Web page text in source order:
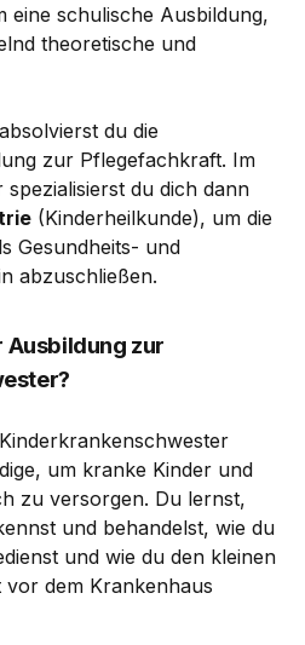
eine schulische Ausbildung,
theoretische und
du die
zur Pflegefachkraft. Im
du dich dann
(Kinderheilkunde), um die
Gesundheits- und
abzuschließen.
Ausbildung zur
um kranke Kinder und
zu versorgen. Du lernst,
und behandelst, wie du
und wie du den kleinen
vor dem Krankenhaus